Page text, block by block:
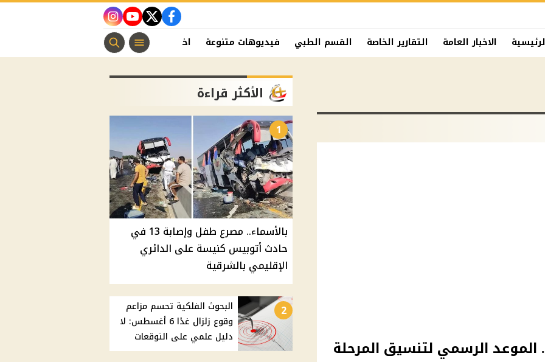
facebook
twitter
youtube
instagram
الاخبار العامة التقارير الخاصة القسم الطبي فيديوهات متنوعة اخبار الفن منوعات مسيحية
الموعد الرسمي لتنسيق المرحلة
الأكثر قراءة
1
بالأسماء.. مصرع طفل وإصابة 13 في
حادث أتوبيس كنيسة على الدائري
الإقليمي بالشرقية
2
البحوث الفلكية تحسم مزاعم
وقوع زلزال غدًا 6 أغسطس: لا
دليل علمي على التوقعات